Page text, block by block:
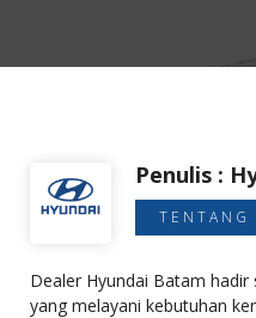
Penulis :
TENTANG
Dealer Hyundai Batam hadir
yang melayani kebutuhan